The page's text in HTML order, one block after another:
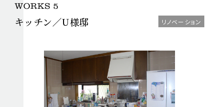
キッチン／U様邸 リノベーション